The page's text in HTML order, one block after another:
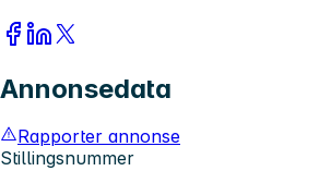
Annonsedata
Rapporter annonse
Stillingsnummer